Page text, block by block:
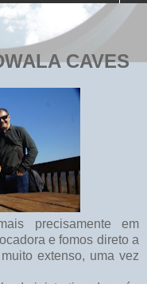
CAVES
precisamente em
e fomos direto a
extenso, uma vez